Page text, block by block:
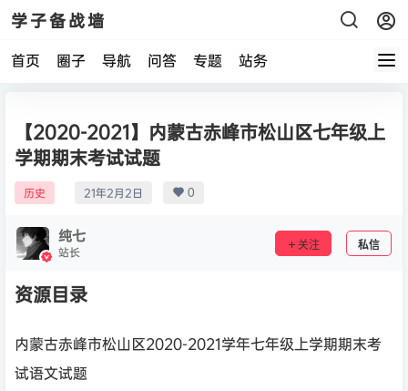
学子备战墙
首页 圈子 导航 问答 专题 站务
【2020-2021】内蒙古赤峰市松山区七年级上
学期期末考试试题
历史 21年2月2日 0
纯七
站长 关注 私信
资源目录
内蒙古赤峰市松山区2020-2021学年七年级上学期期末考
试语文试题